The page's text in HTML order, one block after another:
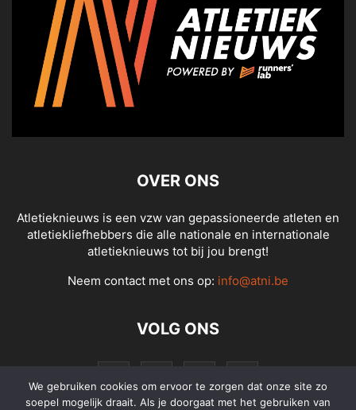
OVER ONS
Atletieknieuws is een vzw van gepassioneerde atleten en
atletiekliefhebbers die alle nationale en internationale
atletieknieuws tot bij jou brengt!
Neem contact met ons op: info@atni.be
VOLG ONS
We gebruiken cookies om ervoor te zorgen dat onze site zo
soepel mogelijk draait. Als je doorgaat met het gebruiken van